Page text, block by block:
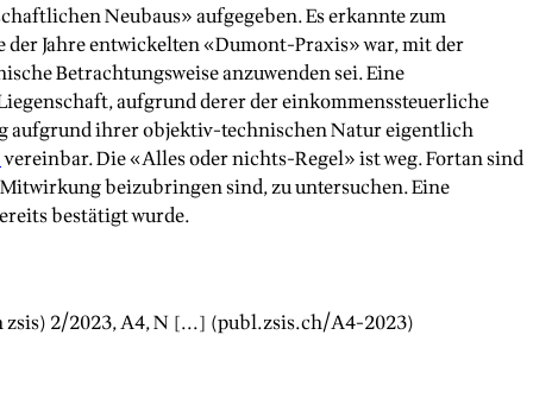
Neubaus» aufgegeben. Es erkannte zum
Jahre entwickelten «Dumont-Praxis» war, mit der
Betrachtungsweise anzuwenden sei. Eine
aufgrund derer der einkommenssteuerliche
aufgrund ihrer objektiv-technischen Natur eigentlich
vereinbar. Die «Alles oder nichts-Regel» ist weg. Fortan sind
beizubringen sind, zu untersuchen. Eine
bestätigt wurde.
zsis) 2/2023, A4, N [...] (publ.zsis.ch/A4-2023)